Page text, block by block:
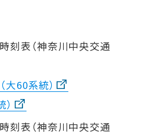
刻表（神奈川中央交通
60系統）
刻表（神奈川中央交通